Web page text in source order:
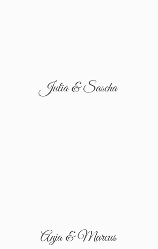
Julia & Sascha
Anja & Marcus